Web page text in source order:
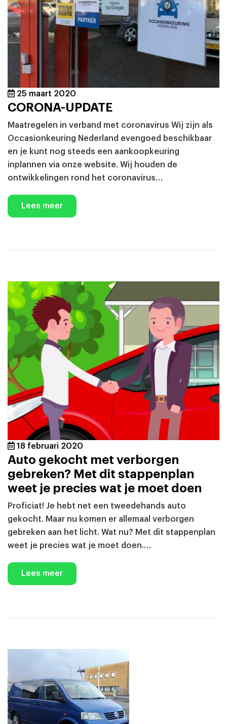
25 maart 2020
CORONA-UPDATE
Maatregelen in verband met coronavirus Wij zijn als
Occasionkeuring Nederland evengoed beschikbaar
en je kunt nog steeds een aankoopkeuring
inplannen via onze website. Wij houden de
ontwikkelingen rond het coronavirus…
Lees meer
18 februari 2020
Auto gekocht met verborgen
gebreken? Met dit stappenplan
weet je precies wat je moet doen
Proficiat! Je hebt net een tweedehands auto
gekocht. Maar nu komen er allemaal verborgen
gebreken aan het licht. Wat nu? Met dit stappenplan
weet je precies wat je moet doen.…
Lees meer